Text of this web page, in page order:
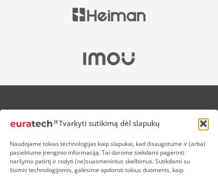
Tvarkyti sutikimą dėl slapukų
Naudojame tokias technologijas kaip slapukai, kad išsaugotume ir (arba)
pasiektume įrenginio informaciją. Tai darome siekdami pagerinti
naršymo patirtį ir rodyti (ne)suasmenintus skelbimus. Sutikdami su
šiomis technologijomis, galėsime apdoroti tokius duomenis, kaip
APIE MUS
NUOLAIDOS HEROJAMS
PREKIŲ IR PINIGŲ GRĄŽINIMAS
ATSISKAITYMAS
D.U.K